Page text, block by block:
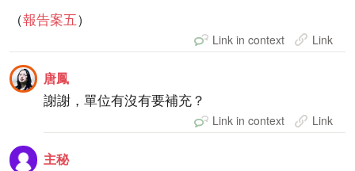
（報告案五）
Link in context Link
唐鳳
謝謝，單位有沒有要補充？
Link in context Link
主秘